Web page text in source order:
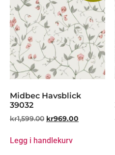
Midbec Havsblick
39032
kr1,599.00 kr969.00
Legg i handlekurv